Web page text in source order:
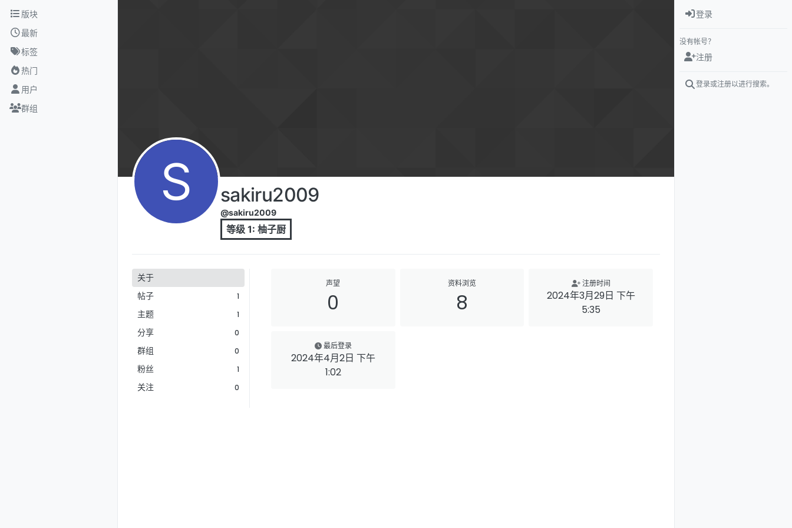
跳转至内容
版块
最新
标签
热门
用户
群组
S sakiru2009
@sakiru2009
等级 1: 柚子厨
关于
帖子
1
主题 1
分享 0
群组 0
粉丝 1
关注 0
声望
0
资料浏览
8
注册时间
2024年3月29日 下午
5:35
最后登录
2024年4月2日 下午
1:02
登录
没有帐号？
注册
登录或注册以进行搜索。